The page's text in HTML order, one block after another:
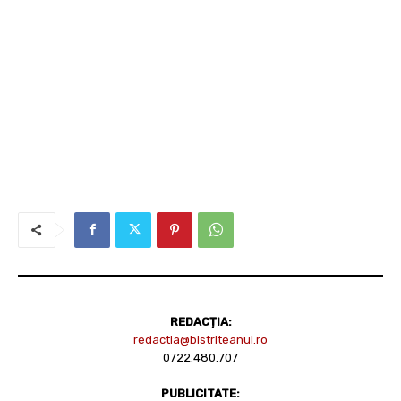
REDACȚIA:
redactia@bistriteanul.ro
0722.480.707
PUBLICITATE: